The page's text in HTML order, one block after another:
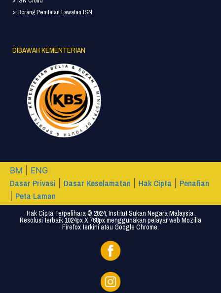
> Borang Penilaian Lawatan ISN
DIBAWAH KEMENTERIAN
BM ENG
Dasar Privasi Dasar Keselamatan Hak Cipta Penafian
Peta Laman
Hak Cipta Terpelihara © 2024, Institut Sukan Negara Malaysia.
Resolusi terbaik 1024px X 768px menggunakan pelayar web Mozilla
Firefox terkini atau Google Chrome.